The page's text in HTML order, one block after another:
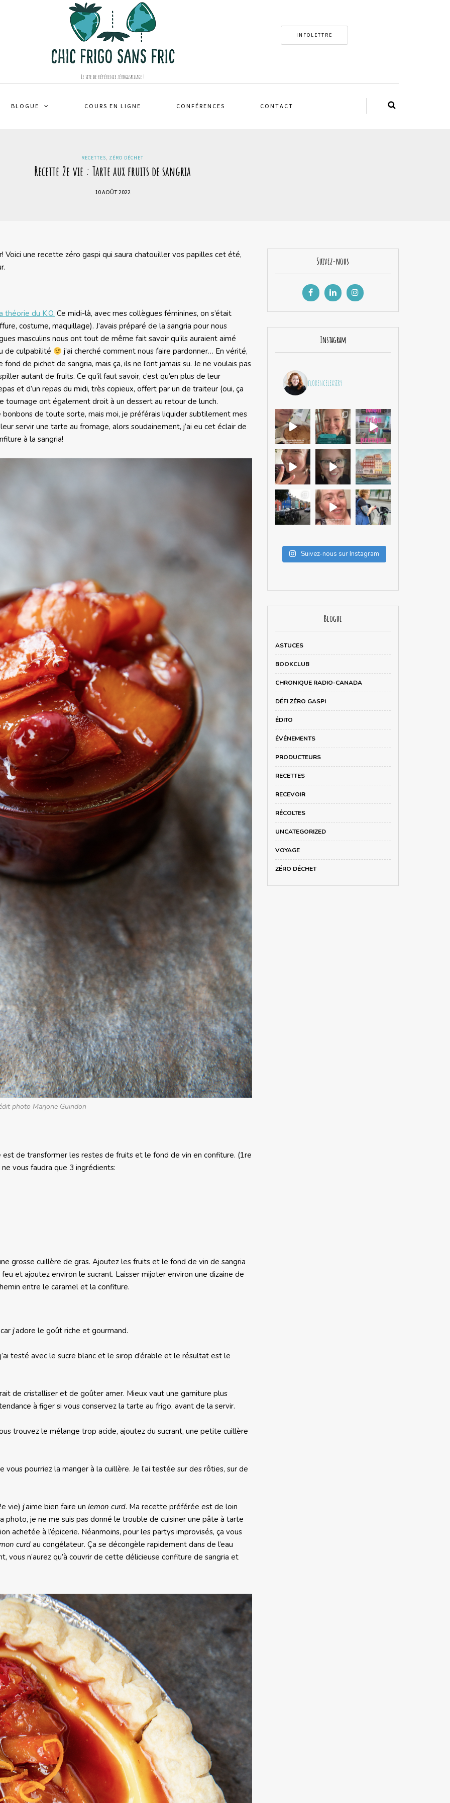
Le site de référence zéro gaspillage !
INFOLETTRE
BLOGUE COURS EN LIGNE CONFÉRENCES CONTACT
RECETTES, ZÉRO DÉCHET
Recette 2e vie : Tarte aux fruits de sangria
10 AOÛT 2022
Voici une recette zéro gaspi qui saura chatouiller vos papilles cet été,
théorie du K.O. Ce midi-là, avec mes collègues féminines, on s’était
costume, maquillage). J’avais préparé de la sangria pour nous
masculins nous ont tout de même fait savoir qu’ils auraient aimé
de culpabilité
j’ai cherché comment nous faire pardonner… En vérité,
de pichet de sangria, mais ça, ils ne l’ont jamais su. Je ne voulais pas
autant de fruits. Ce qu’il faut savoir, c’est qu’en plus de leur
et d’un repas du midi, très copieux, offert par un de traiteur (oui, ça
tournage ont également droit à un dessert au retour de lunch.
de toute sorte, mais moi, je préférais liquider subtilement mes
servir une tarte au fromage, alors soudainement, j’ai eu cet éclair de
à la sangria!
photo Marjorie Guindon
est de transformer les restes de fruits et le fond de vin en confiture. (1re
vous faudra que 3 ingrédients:
grosse cuillère de gras. Ajoutez les fruits et le fond de vin de sangria
et ajoutez environ le sucrant. Laisser mijoter environ une dizaine de
entre le caramel et la confiture.
j’adore le goût riche et gourmand.
testé avec le sucre blanc et le sirop d’érable et le résultat est le
de cristalliser et de goûter amer. Mieux vaut une garniture plus
à figer si vous conservez la tarte au frigo, avant de la servir.
trouvez le mélange trop acide, ajoutez du sucrant, une petite cuillère
pourriez la manger à la cuillère. Je l’ai testée sur des rôties, sur de
vie) j’aime bien faire un lemon curd. Ma recette préférée est de loin
photo, je ne me suis pas donné le trouble de cuisiner une pâte à tarte
achetée à l’épicerie. Néanmoins, pour les partys improvisés, ça vous
curd au congélateur. Ça se décongèle rapidement dans de l’eau
vous n’aurez qu’à couvrir de cette délicieuse confiture de sangria et
Suivez-nous
Instagram
florenceleasiry
Suivez-nous sur Instagram
Blogue
ASTUCES
BOOKCLUB
CHRONIQUE RADIO-CANADA
DÉFI ZÉRO GASPI
ÉDITO
ÉVÉNEMENTS
PRODUCTEURS
RECETTES
RECEVOIR
RÉCOLTES
UNCATEGORIZED
VOYAGE
ZÉRO DÉCHET